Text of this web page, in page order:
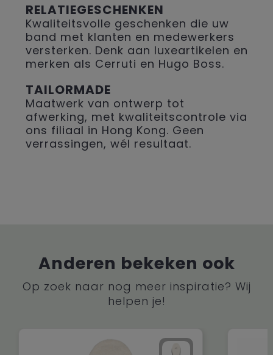
RELATIEGESCHENKEN
Kwaliteitsvolle geschenken die uw
band met klanten en medewerkers
versterken. Denk aan luxeartikelen en
merken als Cerruti en Hugo Boss.
TAILORMADE
Maatwerk van ontwerp tot
afwerking, met kwaliteitscontrole via
ons filiaal in Hong Kong. Geen
verrassingen, wél resultaat.
Anderen bekeken ook
Op zoek naar nog meer inspiratie? Wij
helpen je!